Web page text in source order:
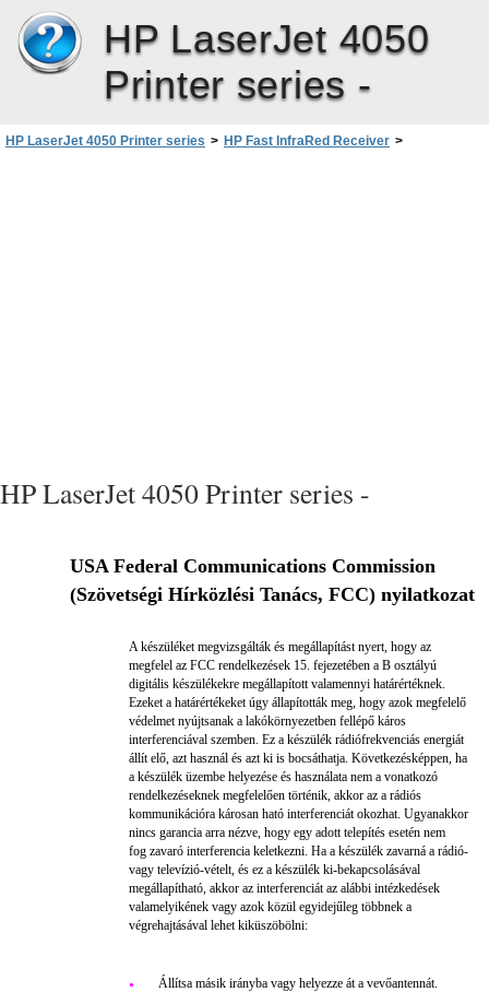
HP LaserJet 4050
Printer series -
HP LaserJet 4050 Printer series > HP Fast InfraRed Receiver >
HP LaserJet 4050 Printer series -
USA Federal Communications Commission
(Szövetségi Hírközlési Tanács, FCC) nyilatkozat
A készüléket megvizsgálták és megállapítást nyert, hogy az
megfelel az FCC rendelkezések 15. fejezetében a B osztályú
digitális készülékekre megállapított valamennyi határértéknek.
Ezeket a határértékeket úgy állapították meg, hogy azok megfelelő
védelmet nyújtsanak a lakókörnyezetben fellépő káros
interferenciával szemben. Ez a készülék rádiófrekvenciás energiát
állít elő, azt használ és azt ki is bocsáthatja. Következésképpen, ha
a készülék üzembe helyezése és használata nem a vonatkozó
rendelkezéseknek megfelelően történik, akkor az a rádiós
kommunikációra károsan ható interferenciát okozhat. Ugyanakkor
nincs garancia arra nézve, hogy egy adott telepítés esetén nem
fog zavaró interferencia keletkezni. Ha a készülék zavarná a rádió-
vagy televízió-vételt, és ez a készülék ki-bekapcsolásával
megállapítható, akkor az interferenciát az alábbi intézkedések
valamelyikének vagy azok közül egyidejűleg többnek a
végrehajtásával lehet kiküszöbölni:
● Állítsa másik irányba vagy helyezze át a vevőantennát.